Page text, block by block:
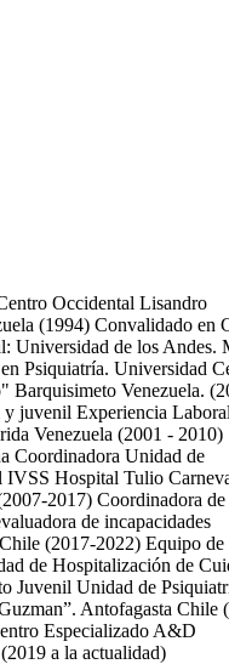
Occidental Lisandro
(1994) Convalidado en
Universidad de los Andes.
Psiquiatría. Universidad
Barquisimeto Venezuela.
juvenil Experiencia
Venezuela (2001 - 2010)
Coordinadora Unidad de
Hospital Tulio
2017) Coordinadora de
de incapacidades
(2017-2022) Equipo de
de Hospitalización de
Juvenil Unidad de
Antofagasta Chile
Especializado A&D
a la actualidad)